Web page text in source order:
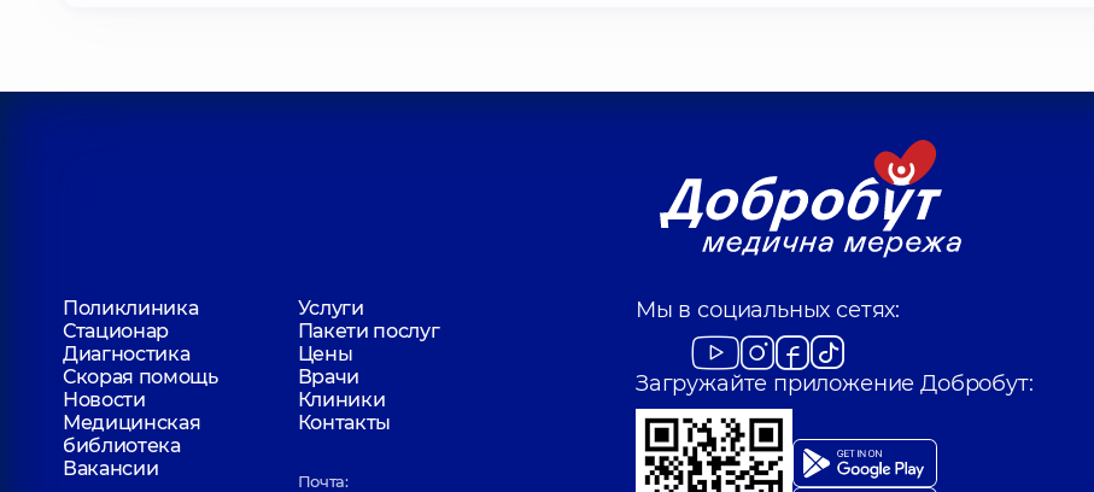
Поликлиника
Услуги
Стационар
Пакети послуг
Диагностика
Цены
Скорая помощь
Врачи
Новости
Клиники
Медицинская
библиотека
Контакты
Вакансии
Почта:
Мы в социальных сетях:
Загружайте приложение Добробут: